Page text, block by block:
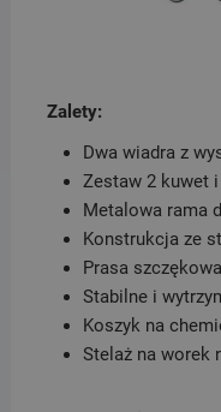
Zalety:
Dwa wiadra z
Zestaw 2 kuwet
Metalowa rama
Konstrukcja ze
Prasa
Stabilne i
Koszyk na
Stelaż na worek